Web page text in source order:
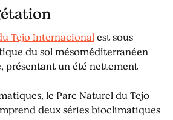
Tejo Internacionalest sous
du sol mésoméditerranéen
présentant un été nettement
le Parc Naturel du Tejo
deux séries bioclimatiques